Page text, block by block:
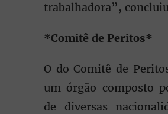
trabalhadora”,
*Comitê de Peritos*
O do Comitê de
um órgão composto
de diversas